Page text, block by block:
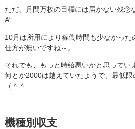
ただ、月間万枚の目標には届かない残念
A“
10月は所用により稼働時間も少なかった
仕方が無いですね～。
それでも、もっと時給悪いかと思ってい
何とか2000は越えていたようで、最低限
（＾＾
機種別収支